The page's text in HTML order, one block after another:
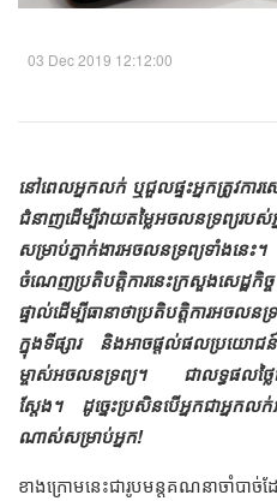
03 Dec 2019 12:12:00
នៅពេលអ្នកលក់ ឬជួលផ្ទះអ្នកត្រូវការស
ជំនាញដើម្បីវាយតម្លៃអចលនទ្រព្យរបស់អ្
សម្រាប់ភ្នាក់ងារអចលនទ្រព្យទាំងនេ
ចំណេញប្រតិបត្តិការនេះក្រសួងសេដ្ឋកិ
ផ្ទាល់ដើម្បីធានាថាប្រតិបត្តិការអចល
ក្នុងទីផ្សារ និងអាចផ្តល់ផលប្រយោជ
ម្ចាស់អចលនទ្រព្យ។ ជាលទ្ធផលថ្លៃ
ស្តែង។ ដូច្នេះប្រសិនបើអ្នកជាអ្នក
ណាស់សម្រាប់អ្នក!
ខាងក្រោមនេះជារូបមន្តគណនាចាំបាច់